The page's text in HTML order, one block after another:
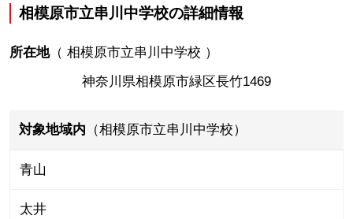
相模原市立串川中学校の詳細情報
所在地（ 相模原市立串川中学校 ）
神奈川県相模原市緑区長竹1469
対象地域内 （相模原市立串川中学校）
青山
太井